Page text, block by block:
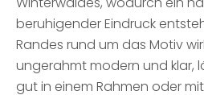
beruhigender Eindruck
Randes rund um das Motiv
ungerahmt modern und klar,
gut in einem Rahmen oder